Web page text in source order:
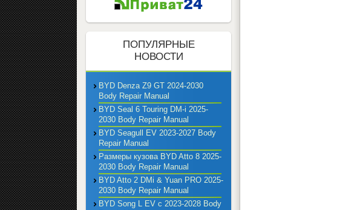
ПОПУЛЯРНЫЕ
НОВОСТИ
BYD Denza Z9 GT 2024-2030
Body Repair Manual
BYD Seal 6 Touring DM-i 2025-
2030 Body Repair Manual
BYD Seagull EV 2023-2027 Body
Repair Manual
Размеры кузова BYD Atto 8 2025-
2030 Body Repair Manual
BYD Atto 2 DMi & Yuan PRO 2025-
2030 Body Repair Manual
BYD Song L EV с 2023-2028 Body